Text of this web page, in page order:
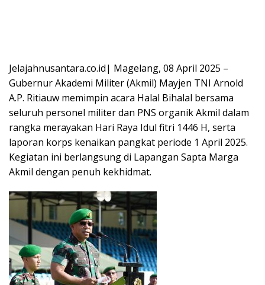
Jelajahnusantara.co.id| Magelang, 08 April 2025 –
Gubernur Akademi Militer (Akmil) Mayjen TNI Arnold
A.P. Ritiauw memimpin acara Halal Bihalal bersama
seluruh personel militer dan PNS organik Akmil dalam
rangka merayakan Hari Raya Idul fitri 1446 H, serta
laporan korps kenaikan pangkat periode 1 April 2025.
Kegiatan ini berlangsung di Lapangan Sapta Marga
Akmil dengan penuh kekhidmat.